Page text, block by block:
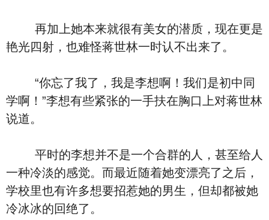
再加上她本来就很有美女的潜质，现在更是
艳光四射，也难怪蒋世林一时认不出来了。
“你忘了我了，我是李想啊！我们是初中同
学啊！”李想有些紧张的一手扶在胸口上对蒋世林
说道。
平时的李想并不是一个合群的人，甚至给人
一种冷淡的感觉。而最近随着她变漂亮了之后，
学校里也有许多想要招惹她的男生，但却都被她
冷冰冰的回绝了。